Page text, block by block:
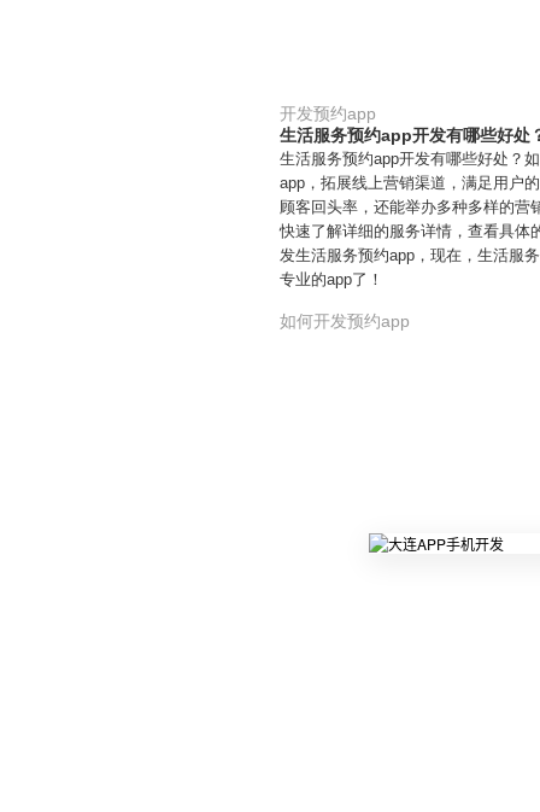
开发预约app
生活服务预约app开发有哪些好处
生活服务预约app开发有哪些好处？
app，拓展线上营销渠道，满足用户
顾客回头率，还能举办多种多样的营
快速了解详细的服务详情，查看具体
发生活服务预约app，现在，生活服
专业的app了！
如何开发预约app